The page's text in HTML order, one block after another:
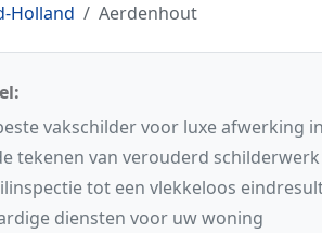
Holland Aerdenhout
vakschilder voor luxe afwerking
tekenen van verouderd schilderwerk
tot een vlekkeloos
diensten voor uw woning